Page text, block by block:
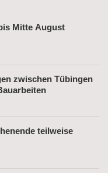
Mitte August
zwischen Tübingen
teilweise